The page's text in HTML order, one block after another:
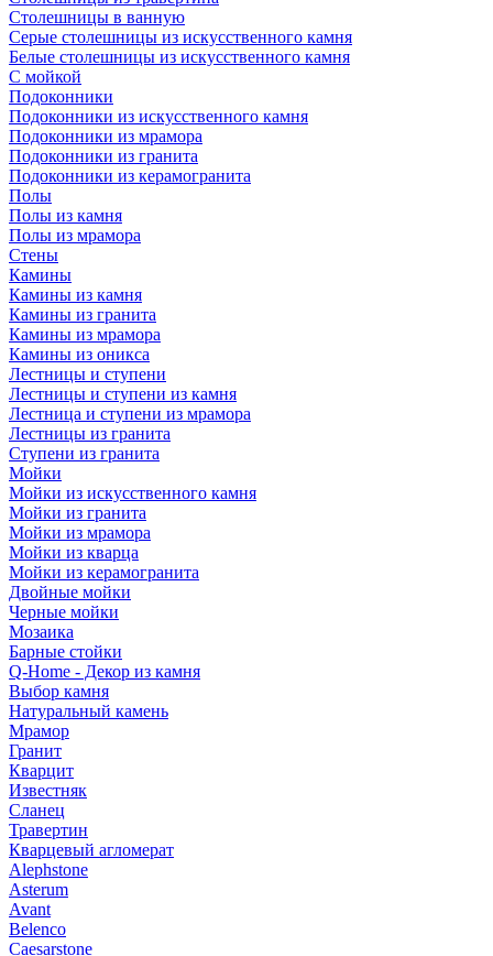
Столешницы в ванную
Серые столешницы из искусственного камня
Белые столешницы из искусственного камня
С мойкой
Подоконники
Подоконники из искусственного камня
Подоконники из мрамора
Подоконники из гранита
Подоконники из керамогранита
Полы
Полы из камня
Полы из мрамора
Стены
Камины
Камины из камня
Камины из гранита
Камины из мрамора
Камины из оникса
Лестницы и ступени
Лестницы и ступени из камня
Лестница и ступени из мрамора
Лестницы из гранита
Ступени из гранита
Мойки
Мойки из искусственного камня
Мойки из гранита
Мойки из мрамора
Мойки из кварца
Мойки из керамогранита
Двойные мойки
Черные мойки
Мозаика
Барные стойки
Q-Home - Декор из камня
Выбор камня
Натуральный камень
Мрамор
Гранит
Кварцит
Известняк
Сланец
Травертин
Кварцевый агломерат
Alephstone
Asterum
Avant
Belenco
Caesarstone